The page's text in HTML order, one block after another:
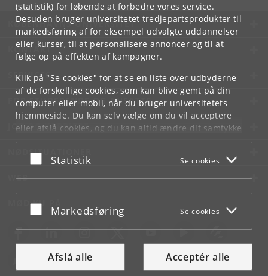
(statistik) for løbende at forbedre vores service.
Desuden bruger universitetet tredjepartsprodukter til
markedsføring af for eksempel udvalgte uddannelser
eller kurser, til at personalisere annoncer og til at
følge op på effekten af kampagner.
Klik på "Se cookies" for at se en liste over udbyderne
af de forskellige cookies, som kan blive gemt på din
computer eller mobil, når du bruger universitetets
hjemmeside. Du kan selv vælge om du vil acceptere
eller afslå cookies, og du kan altid ændre dit samtykke
underCookie- og privatlivspolitiksom du finder i
bunden af hver side.
Acceptér eller afslå
Statistik Se cookies
Acceptér eller afslå
Markedsføring Se cookies
Afslå alle Acceptér alle
KØBENHAVNS UNIVERSITET
KONTAKT
SERVICES
FOR STUDERENDE OG ANSATTE
JOB OG KARRIERE
NØDSITUATIONER
WEB
MØD KU PÅ